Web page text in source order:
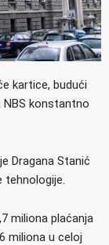
kartice, budući
konstantno
Dragana Stanić
tehnologije.
miliona plaćanja
miliona u celoj